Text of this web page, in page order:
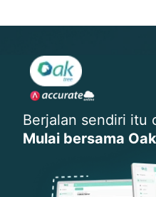
Berjalan sendiri itu
Mulai bersama